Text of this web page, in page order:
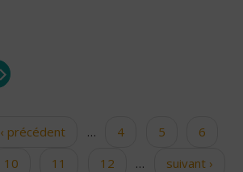
‹ précédent … 4 5
6
10 11 12 …
suivant ›